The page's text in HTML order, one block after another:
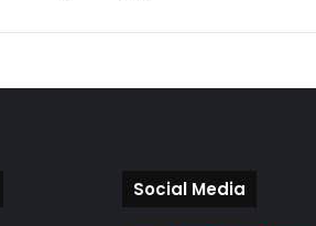
Social Media